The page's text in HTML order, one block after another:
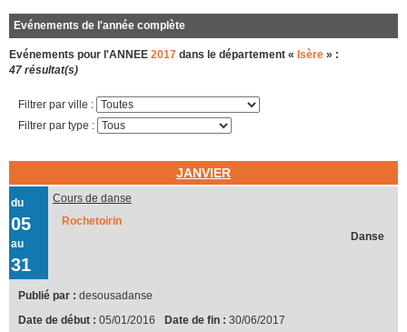
Evénements de l'année complète
Evénements pour l'ANNEE 2017 dans le département « Isère » :
47 résultat(s)
Filtrer par ville :
Filtrer par type :
JANVIER
du
05
au
31
Cours de danse
Rochetoirin
Danse
Publié par : desousadanse
Date de début : 05/01/2016 Date de fin : 30/06/2017